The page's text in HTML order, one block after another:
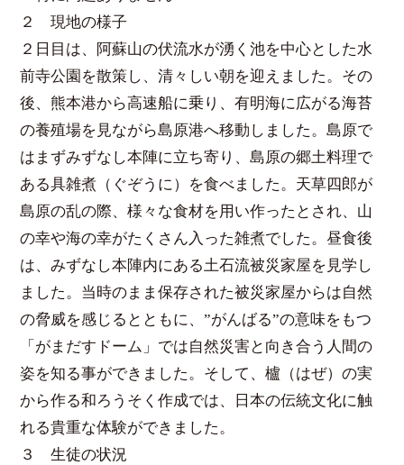
２ 現地の様子
２日目は、阿蘇山の伏流水が湧く池を中心とした水
前寺公園を散策し、清々しい朝を迎えました。その
後、熊本港から高速船に乗り、有明海に広がる海苔
の養殖場を見ながら島原港へ移動しました。島原で
はまずみずなし本陣に立ち寄り、島原の郷土料理で
ある具雑煮（ぐぞうに）を食べました。天草四郎が
島原の乱の際、様々な食材を用い作ったとされ、山
の幸や海の幸がたくさん入った雑煮でした。昼食後
は、みずなし本陣内にある土石流被災家屋を見学し
ました。当時のまま保存された被災家屋からは自然
の脅威を感じるとともに、”がんばる”の意味をもつ
「がまだすドーム」では自然災害と向き合う人間の
姿を知る事ができました。そして、櫨（はぜ）の実
から作る和ろうそく作成では、日本の伝統文化に触
れる貴重な体験ができました。
３ 生徒の状況